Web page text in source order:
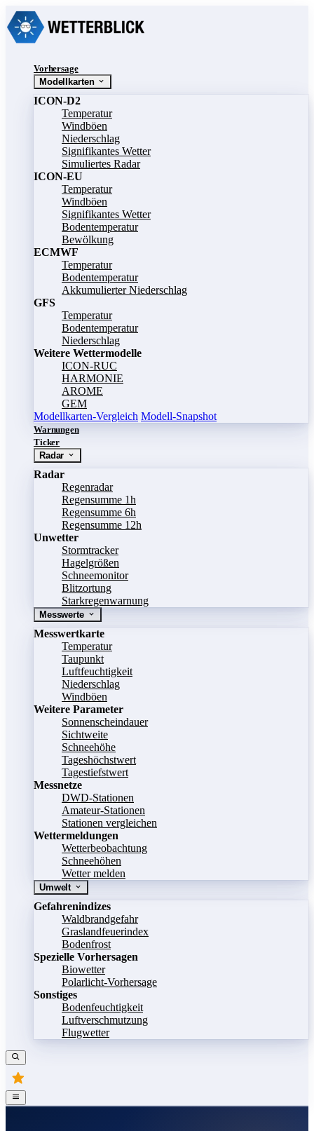
Vorhersage
Modellkarten
ICON-D2
Temperatur
Windböen
Niederschlag
Signifikantes Wetter
Simuliertes Radar
ICON-EU
Temperatur
Windböen
Signifikantes Wetter
Bodentemperatur
Bewölkung
ECMWF
Temperatur
Bodentemperatur
Akkumulierter Niederschlag
GFS
Temperatur
Bodentemperatur
Niederschlag
Weitere Wettermodelle
ICON-RUC
HARMONIE
AROME
GEM
Modellkarten-Vergleich Modell-Snapshot
Warnungen
Ticker
Radar
Radar
Regenradar
Regensumme 1h
Regensumme 6h
Regensumme 12h
Unwetter
Stormtracker
Hagelgrößen
Schneemonitor
Blitzortung
Starkregenwarnung
Messwerte
Messwertkarte
Temperatur
Taupunkt
Luftfeuchtigkeit
Niederschlag
Windböen
Weitere Parameter
Sonnenscheindauer
Sichtweite
Schneehöhe
Tageshöchstwert
Tagestiefstwert
Messnetze
DWD-Stationen
Amateur-Stationen
Stationen vergleichen
Wettermeldungen
Wetterbeobachtung
Schneehöhen
Wetter melden
Umwelt
Gefahrenindizes
Waldbrandgefahr
Graslandfeuerindex
Bodenfrost
Spezielle Vorhersagen
Biowetter
Polarlicht-Vorhersage
Sonstiges
Bodenfeuchtigkeit
Luftverschmutzung
Flugwetter